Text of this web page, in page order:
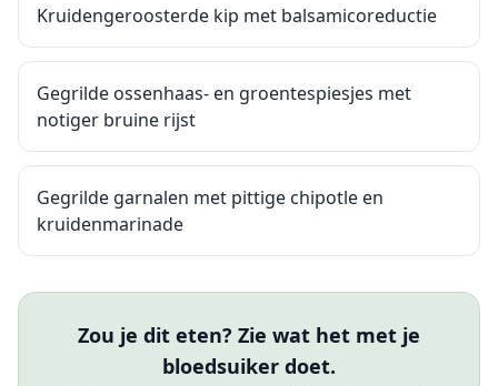
Kruidengeroosterde kip met balsamicoreductie
Gegrilde ossenhaas- en groentespiesjes met
notiger bruine rijst
Gegrilde garnalen met pittige chipotle en
kruidenmarinade
Zou je dit eten? Zie wat het met je
bloedsuiker doet.